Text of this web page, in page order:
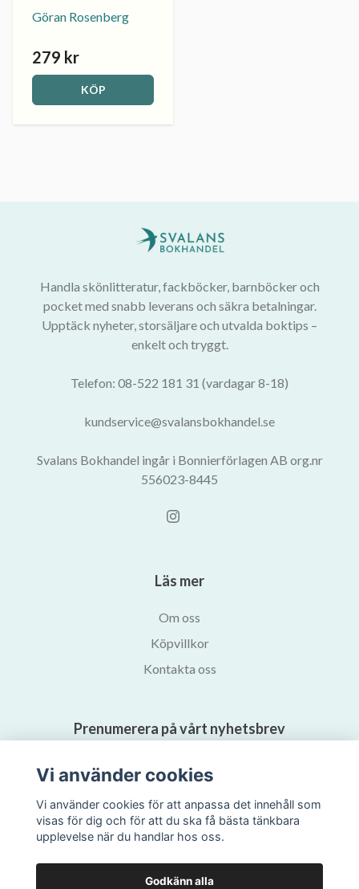
Göran Rosenberg
279 kr
KÖP
Handla skönlitteratur, fackböcker, barnböcker och
pocket med snabb leverans och säkra betalningar.
Upptäck nyheter, storsäljare och utvalda boktips –
enkelt och tryggt.
Telefon: 08-522 181 31 (vardagar 8-18)
kundservice@svalansbokhandel.se
Svalans Bokhandel ingår i Bonnierförlagen AB org.nr
556023-8445
Läs mer
Om oss
Köpvillkor
Kontakta oss
Prenumerera på vårt nyhetsbrev
Vi använder cookies
Vi använder cookies för att anpassa det innehåll som
visas för dig och för att du ska få bästa tänkbara
upplevelse när du handlar hos oss.
Godkänn alla